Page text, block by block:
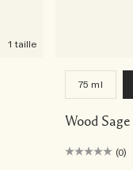
1 taille
75 ml
Wood
(0)